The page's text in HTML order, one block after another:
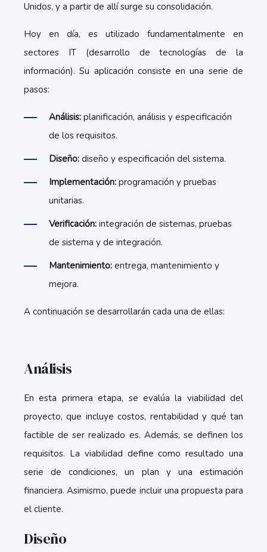
Unidos, y a partir de allí surge su consolidación.
Hoy en día, es utilizado fundamentalmente en
sectores IT (desarrollo de tecnologías de la
información). Su aplicación consiste en una serie de
pasos:
Análisis: planificación, análisis y especificación
de los requisitos.
Diseño: diseño y especificación del sistema.
Implementación: programación y pruebas
unitarias.
Verificación: integración de sistemas, pruebas
de sistema y de integración.
Mantenimiento: entrega, mantenimiento y
mejora.
A continuación se desarrollarán cada una de ellas:
Análisis
En esta primera etapa, se evalúa la viabilidad del
proyecto, que incluye costos, rentabilidad y qué tan
factible de ser realizado es. Además, se definen los
requisitos. La viabilidad define como resultado una
serie de condiciones, un plan y una estimación
financiera. Asimismo, puede incluir una propuesta para
el cliente.
Diseño